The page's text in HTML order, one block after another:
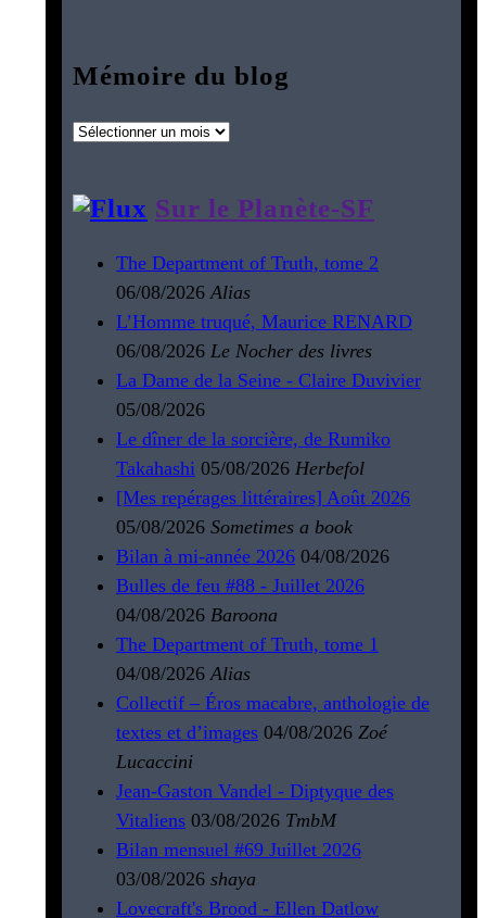
Mémoire du blog
Mémoire
Sur le Planète-SF
The Department of Truth, tome 2
06/08/2026 Alias
L’Homme truqué, Maurice RENARD
06/08/2026 Le Nocher des livres
La Dame de la Seine - Claire Duvivier
05/08/2026
Le dîner de la sorcière, de Rumiko
Takahashi 05/08/2026 Herbefol
[Mes repérages littéraires] Août 2026
05/08/2026 Sometimes a book
Bilan à mi-année 2026 04/08/2026
Bulles de feu #88 - Juillet 2026
04/08/2026 Baroona
The Department of Truth, tome 1
04/08/2026 Alias
Collectif – Éros macabre, anthologie de
textes et d’images 04/08/2026 Zoé
Lucaccini
Jean-Gaston Vandel - Diptyque des
Vitaliens 03/08/2026 TmbM
Bilan mensuel #69 Juillet 2026
03/08/2026 shaya
Lovecraft's Brood - Ellen Datlow